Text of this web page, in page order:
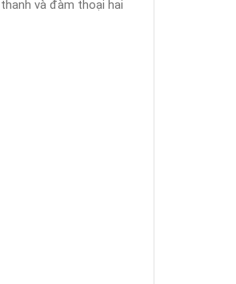
và đàm thoại hai